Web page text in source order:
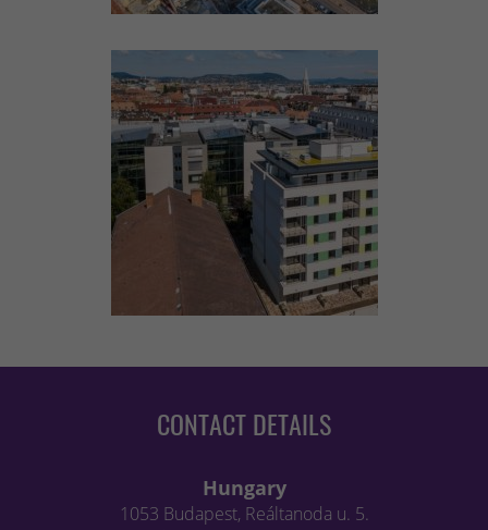
CONTACT DETAILS
Hungary
1053 Budapest, Reáltanoda u. 5.